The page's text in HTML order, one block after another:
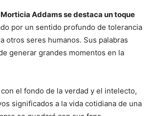
Morticia Addams se destaca un toque
por un sentido profundo de tolerancia
otros seres humanos. Sus palabras
generar grandes momentos en la
el fondo de la verdad y el intelecto,
significados a la vida cotidiana de una